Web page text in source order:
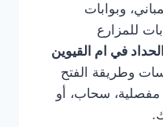
وبوابات
للمزارع
في ام القيوين
وطريقة الفتح
مفصلية، سحاب، أو